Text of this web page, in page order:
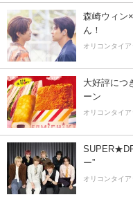
森崎ウィン
ん！
オリコンタイ
大好評につ
ーン
オリコンタイ
ー”
オリコンタイ